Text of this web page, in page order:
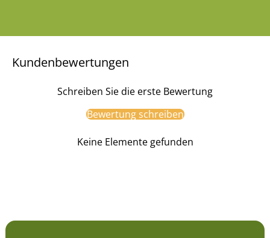
Kundenbewertungen
Schreiben Sie die erste Bewertung
Bewertung schreiben
Keine Elemente gefunden